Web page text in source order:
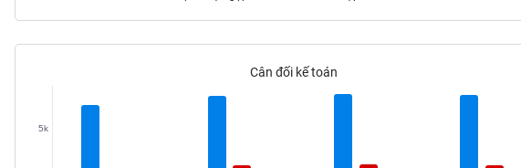
Cân đối kế toán
5k
TIÊU
KHÔNG